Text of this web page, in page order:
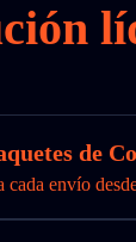
de
cada envío